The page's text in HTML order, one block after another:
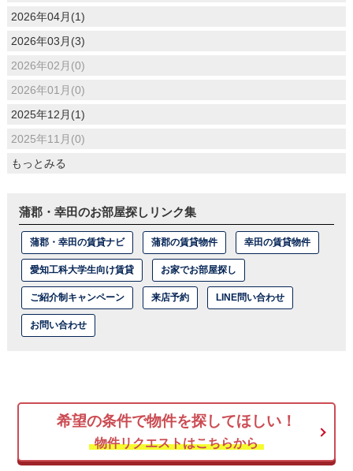
2026年04月(1)
2026年03月(3)
2026年02月(0)
2026年01月(0)
2025年12月(1)
2025年11月(0)
もっとみる
蒲郡・幸田のお部屋探しリンク集
蒲郡・幸田の賃貸ナビ 蒲郡の賃貸物件 幸田の賃貸物件
愛知工科大学生向け賃貸 お家でお部屋探し
ご紹介制キャンペーン 来店予約 LINE問い合わせ
お問い合わせ
希望の条件で物件を探してほしい！
物件リクエストはこちらから